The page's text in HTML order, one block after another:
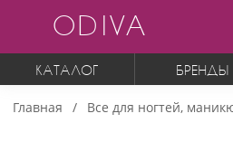
ODIVA
КАТАЛОГ БРЕНДЫ
Главная Все для ногтей,